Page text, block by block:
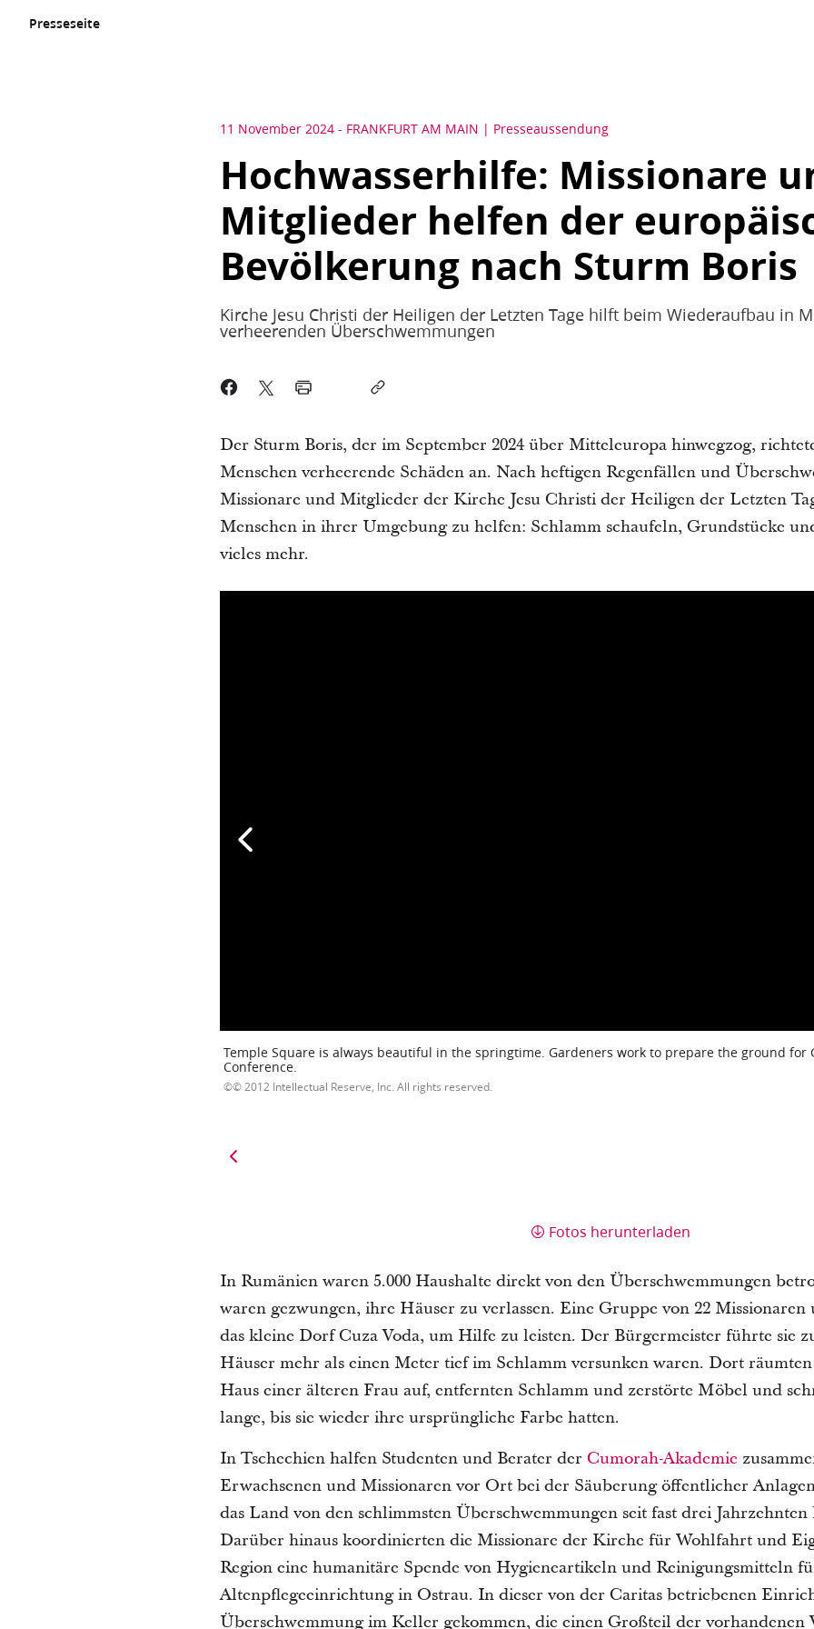
Presseseite
11 November 2024 - FRANKFURT AM MAIN Presseaussendung
Hochwasserhilfe: Missionare
Mitglieder helfen der
Bevölkerung nach Sturm Boris
Kirche Jesu Christi der Heiligen der Letzten Tage hilft beim Wiederaufbau in
verheerenden Überschwemmungen
Der Sturm Boris, der im September 2024 über Mitteleuropa hinwegzog,
Menschen verheerende Schäden an. Nach heftigen Regenfällen und
Missionare und Mitglieder der Kirche Jesu Christi der Heiligen der Letzten
Menschen in ihrer Umgebung zu helfen: Schlamm schaufeln, Grundstücke
vieles mehr.
Temple Square is always beautiful in the springtime. Gardeners work to prepare the ground for
Conference.
© 2012 Intellectual Reserve, Inc. All rights reserved.
Fotos herunterladen
In Rumänien waren 5.000 Haushalte direkt von den Überschwemmungen
waren gezwungen, ihre Häuser zu verlassen. Eine Gruppe von 22
das kleine Dorf Cuza Voda, um Hilfe zu leisten. Der Bürgermeister führte sie
Häuser mehr als einen Meter tief im Schlamm versunken waren. Dort
Haus einer älteren Frau auf, entfernten Schlamm und zerstörte Möbel und
lange, bis sie wieder ihre ursprüngliche Farbe hatten.
In Tschechien halfen Studenten und Berater der Cumorah-Akademie
Erwachsenen und Missionaren vor Ort bei der Säuberung öffentlicher
das Land von den schlimmsten Überschwemmungen seit fast drei
Darüber hinaus koordinierten die Missionare der Kirche für Wohlfahrt und
Region eine humanitäre Spende von Hygieneartikeln und Reinigungsmitteln
Altenpflegeeinrichtung in Ostrau. In dieser von der Caritas betriebenen
Überschwemmung im Keller gekommen, die einen Großteil der vorhandenen